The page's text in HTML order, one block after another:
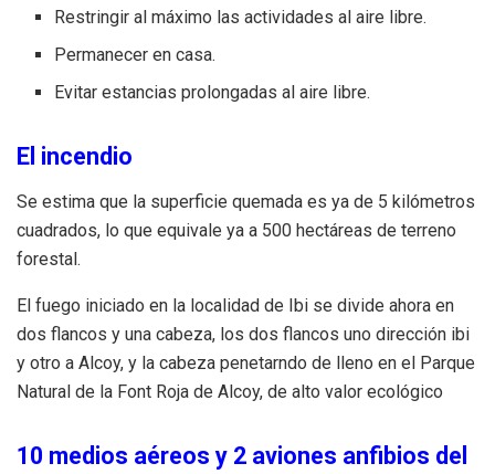
Restringir al máximo las actividades al aire libre.
Permanecer en casa.
Evitar estancias prolongadas al aire libre.
El incendio
Se estima que la superficie quemada es ya de 5 kilómetros
cuadrados, lo que equivale ya a 500 hectáreas de terreno
forestal.
El fuego iniciado en la localidad de Ibi se divide ahora en
dos flancos y una cabeza, los dos flancos uno dirección ibi
y otro a Alcoy, y la cabeza penetarndo de lleno en el Parque
Natural de la Font Roja de Alcoy, de alto valor ecológico
10 medios aéreos y 2 aviones anfibios del